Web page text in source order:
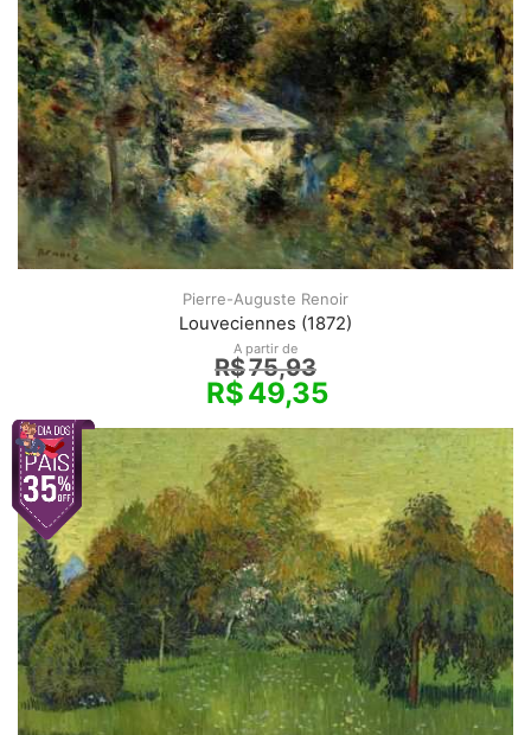
Pierre-Auguste Renoir
Louveciennes (1872)
A partir de
R$75,93
R$49,35